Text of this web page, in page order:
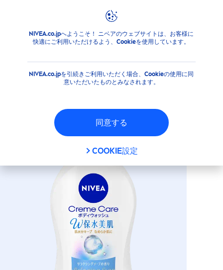
NIVEA.co.jpへようこそ！ ニベアのウェブサイトは、お客様に
快適にご利用いただけるよう、Cookieを使用しています。
NIVEA.co.jpを引続きご利用いただく場合、Cookieの使用に同
意いただいたものとみなされます。
同意する
COOKIE設定
商品 ボディ ボディウォッシュ ボディウォッシュ
ニベア クリームケア ボディウ
ォッシュ W保水美肌 リラクシ
ングソープの香り